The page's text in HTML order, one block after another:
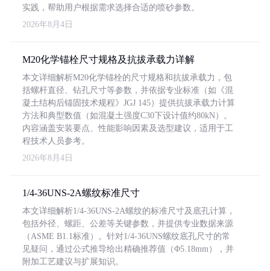
实践，帮助用户根据需求选择合适的喷砂参数。
2026年8月4日
M20化学锚栓尺寸规格及抗拔承载力详解
本文详细解析M20化学锚栓的尺寸规格和抗拔承载力，包
括螺杆直径、钻孔尺寸等参数，并依据专业标准（如《混
凝土结构后锚固技术规程》JGJ 145）提供抗拔承载力计算
方法和典型数值（如混凝土强度C30下设计值约80kN）。
内容涵盖安装要点、性能影响因素及选型建议，适用于工
程技术人员参考。
2026年8月4日
1/4-36UNS-2A螺纹标准尺寸
本文详细解析1/4-36UNS-2A螺纹的标准尺寸及底孔计算，
包括外径、螺距、公差等关键参数，并提供专业数据来源
（ASME B1.1标准）。针对1/4-36UNS螺纹底孔尺寸的常
见疑问，通过公式推导给出精确推荐值（Φ5.18mm），并
附加工艺建议与扩展知识。